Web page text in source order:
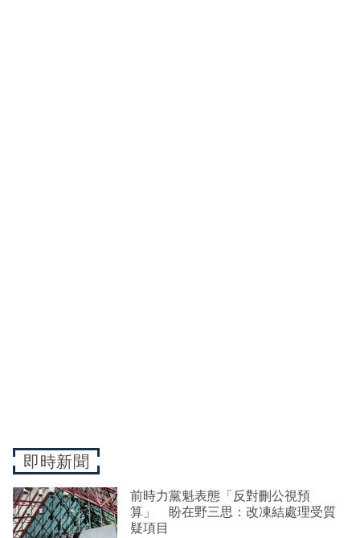
即時新聞
前時力黨魁表態「反對刪公視預
算」 盼在野三思：改凍結處理受質
疑項目